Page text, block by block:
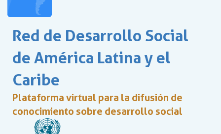
Red de Desarrollo Social
de América Latina y el
Caribe
Plataforma virtual para la difusión de
conocimiento sobre desarrollo social